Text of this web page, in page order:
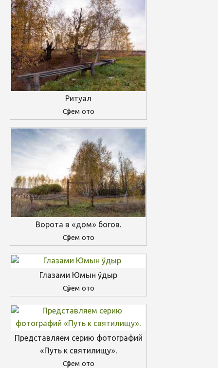
Ритуал
Сӱрем ото
Ворота в «дом» богов.
Сӱрем ото
Глазами Юмын ӱдыр
Сӱрем ото
Представляем серию фотографий
«Путь к святилищу».
Сӱрем ото